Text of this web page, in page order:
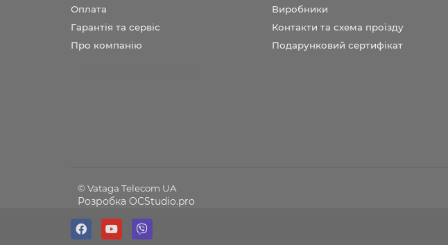
Оплата
Гарантія та сервіс
Про компанію
Виробники
Контакти та схема проїзду
Подарунковий сертифікат
© Vataga Telecom UA
Розробка OCStudio.pro